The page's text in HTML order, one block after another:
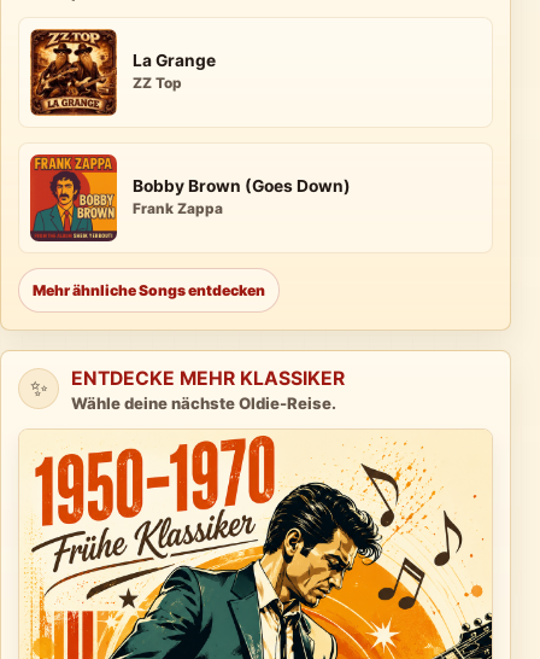
La Grange
ZZ Top
Bobby Brown (Goes Down)
Frank Zappa
Mehr ähnliche Songs entdecken
✨ ENTDECKE MEHR KLASSIKER
Wähle deine nächste Oldie-Reise.